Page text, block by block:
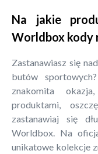
Na jakie
Worldbox kody
Zastanawiasz się
butów
znakomita
produktami,
zastanawiaj się
Worldbox. Na
unikatowe kolekcje